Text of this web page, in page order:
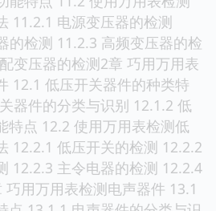
11.2.1 电源变压器的检测
的检测 11.2.3 高频变压器的检
变压器的检测2章 巧用万用表
12.1 低压开关器件的种类特
器件的分类与识别 12.1.2 低
特点 12.2 使用万用表检测低
12.2.1 低压开关的检测 12.2.2
12.2.3 主令电器的检测 12.2.4
用万用表检测电声器件 13.1